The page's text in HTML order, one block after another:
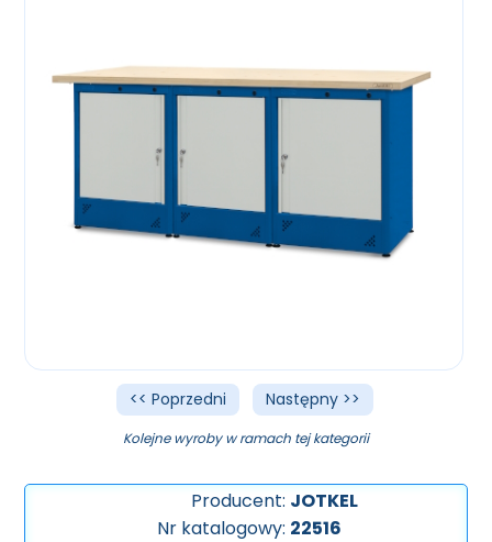
<< Poprzedni Następny >>
Kolejne wyroby w ramach tej kategorii
Producent: JOTKEL
Nr katalogowy: 22516